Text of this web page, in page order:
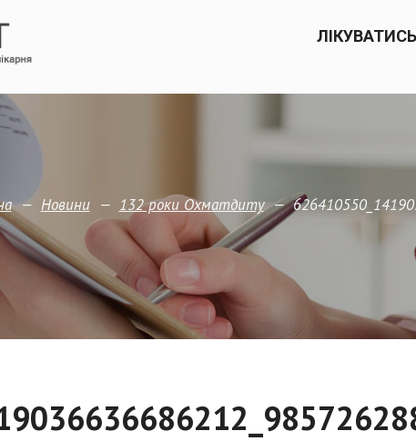
ЛІКУВАТИСЬ
— Новини — 132 роки Охматдиту —